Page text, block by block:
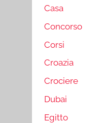
Casa
Concorso
Corsi
Croazia
Crociere
Dubai
Egitto